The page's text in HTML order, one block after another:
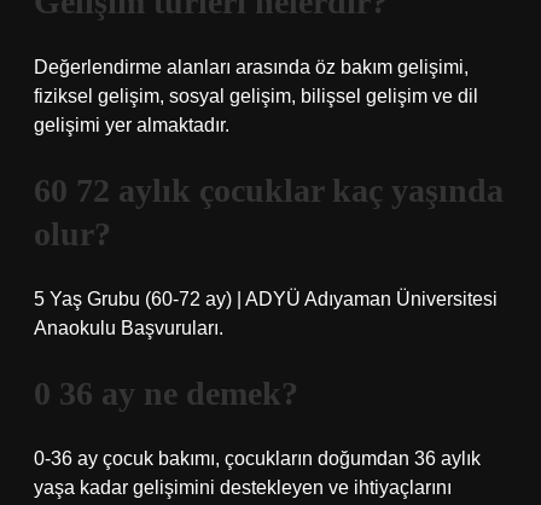
Değerlendirme alanları arasında öz bakım gelişimi,
fiziksel gelişim, sosyal gelişim, bilişsel gelişim ve dil
gelişimi yer almaktadır.
60 72 aylık çocuklar kaç yaşında
olur?
5 Yaş Grubu (60-72 ay) | ADYÜ Adıyaman Üniversitesi
Anaokulu Başvuruları.
0 36 ay ne demek?
0-36 ay çocuk bakımı, çocukların doğumdan 36 aylık
yaşa kadar gelişimini destekleyen ve ihtiyaçlarını